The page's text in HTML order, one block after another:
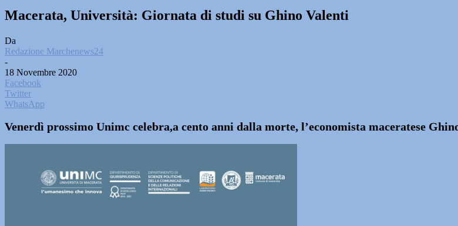
Macerata, Università: Giornata di studi su Ghino Valenti
Da
Redazione Marchenews24
-
18 Novembre 2020
Facebook
Twitter
WhatsApp
Venerdì prossimo Unimc celebra,a cento anni dalla morte, l’economista maceratese